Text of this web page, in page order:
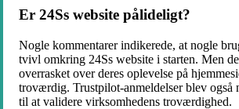
Er 24Ss website pålideligt?
Nogle kommentarer indikerede, at nogle
tvivl omkring 24Ss website i starten. Men
overrasket over deres oplevelse på
troværdig. Trustpilot-anmeldelser blev også
til at validere virksomhedens troværdighed.